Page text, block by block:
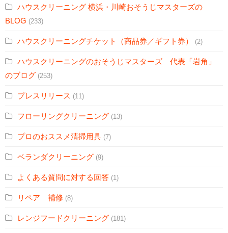
ハウスクリーニング 横浜・川崎おそうじマスターズの
BLOG (233)
ハウスクリーニングチケット（商品券／ギフト券） (2)
ハウスクリーニングのおそうじマスターズ 代表「岩角」
のブログ (253)
プレスリリース (11)
フローリングクリーニング (13)
プロのおススメ清掃用具 (7)
ベランダクリーニング (9)
よくある質問に対する回答 (1)
リペア 補修 (8)
レンジフードクリーニング (181)